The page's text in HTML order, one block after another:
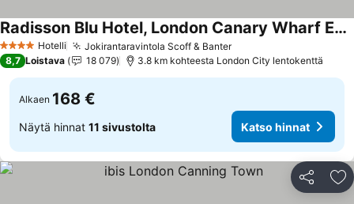
4 Tähtiluokitus
Hotelli Jokirantaravintola Scoff & Banter
Radisson Blu Hotel, London Canary Wharf East
8,7 Loistava 18 079 3.8 km kohteesta London City lentokenttä
Alkaen 168 €
Näytä hinnat 11 sivustolta Katso hinnat
Jaa